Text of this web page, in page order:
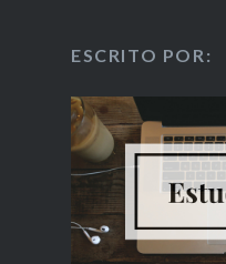
ESCRITO POR: